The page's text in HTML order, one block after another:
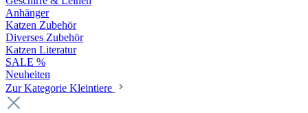
Anhänger
Katzen Zubehör
Diverses Zubehör
Katzen Literatur
SALE %
Neuheiten
Zur Kategorie Kleintiere